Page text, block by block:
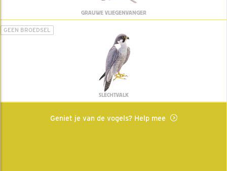
GRAUWE VLIEGENVANGER
GEEN BROEDSEL
SLECHTVALK
Geniet je van de vogels? Help mee